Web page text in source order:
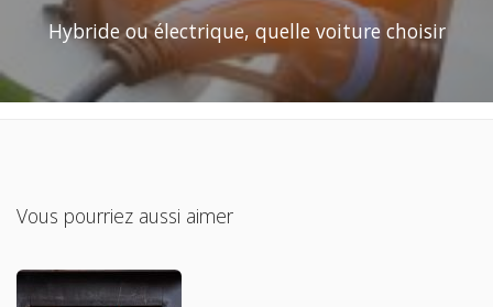
Hybride ou électrique, quelle voiture choisir
Vous pourriez aussi aimer